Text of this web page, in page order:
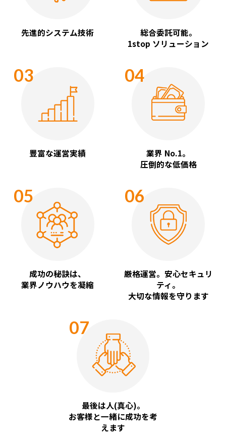
先進的システム技術
総合委託可能。
1stop ソリューション
03
豊富な運営実績
04
業界 No.1。
圧倒的な低価格
05
成功の秘訣は、
業界ノウハウを凝縮
06
厳格運営。安心セキュリ
ティ。
大切な情報を守ります
07
最後は人(真心)。
お客様と一緒に成功を考
えます